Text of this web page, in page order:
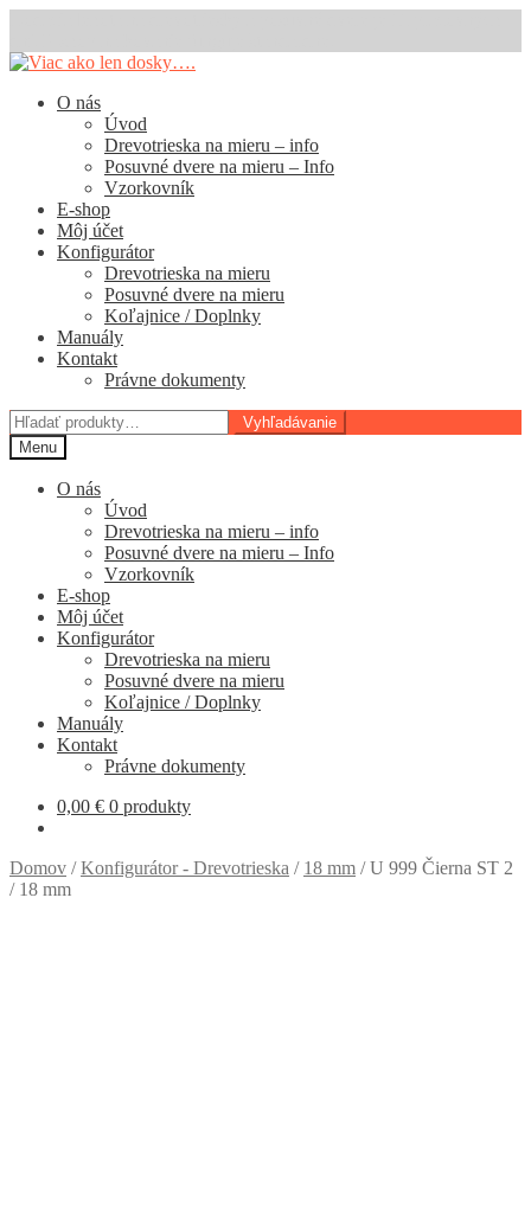
Preskočiť
navigáciu
Preskočiť
obsah
O nás
Úvod
Drevotrieska na mieru – info
Posuvné dvere na mieru – Info
Vzorkovník
E-shop
Môj účet
Konfigurátor
Drevotrieska na mieru
Posuvné dvere na mieru
Koľajnice / Doplnky
Manuály
Kontakt
Právne dokumenty
Hľadať:
Vyhľadávanie
Menu
O nás
Úvod
Drevotrieska na mieru – info
Posuvné dvere na mieru – Info
Vzorkovník
E-shop
Môj účet
Konfigurátor
Drevotrieska na mieru
Posuvné dvere na mieru
Koľajnice / Doplnky
Manuály
Kontakt
Právne dokumenty
0,00 € 0 produkty
Domov /Konfigurátor - Drevotrieska / 18 mm /U 999 Čierna ST 2
/ 18 mm